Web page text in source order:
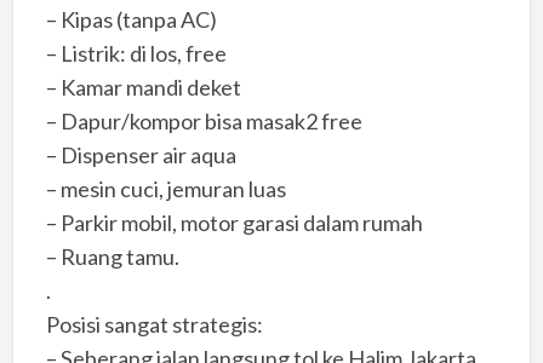
– Kipas (tanpa AC)
– Listrik: di los, free
– Kamar mandi deket
– Dapur/kompor bisa masak2 free
– Dispenser air aqua
– mesin cuci, jemuran luas
– Parkir mobil, motor garasi dalam rumah
– Ruang tamu.
.
Posisi sangat strategis: